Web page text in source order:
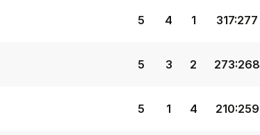
5 4 1 317:277
5 3 2 273:268
5 1 4 210:259